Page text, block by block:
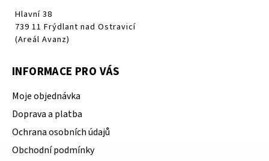
Hlavní 38
739 11 Frýdlant nad Ostravicí
(Areál Avanz)
INFORMACE PRO VÁS
Moje objednávka
Doprava a platba
Ochrana osobních údajů
Obchodní podmínky